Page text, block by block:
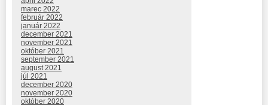
marec 2022
február 2022
január 2022
december 2021
november 2021
október 2021
september 2021
august 2021
júl 2021
december 2020
november 2020
október 2020